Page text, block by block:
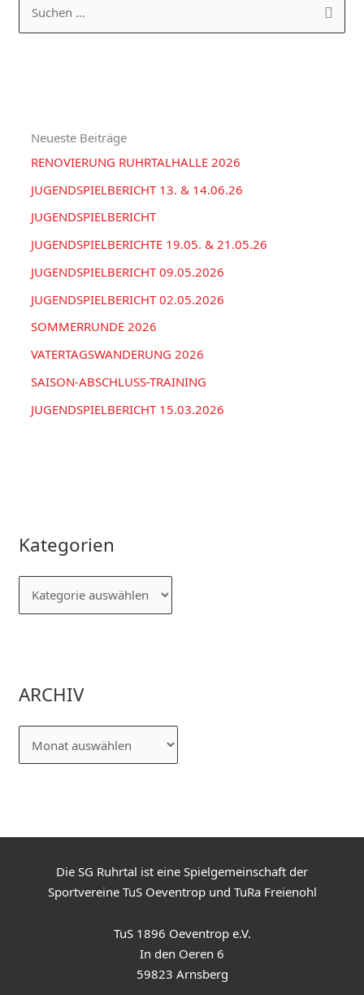
Neueste Beiträge
RENOVIERUNG RUHRTALHALLE 2026
JUGENDSPIELBERICHT 13. & 14.06.26
JUGENDSPIELBERICHT
JUGENDSPIELBERICHTE 19.05. & 21.05.26
JUGENDSPIELBERICHT 09.05.2026
JUGENDSPIELBERICHT 02.05.2026
SOMMERRUNDE 2026
VATERTAGSWANDERUNG 2026
SAISON-ABSCHLUSS-TRAINING
JUGENDSPIELBERICHT 15.03.2026
Kategorien
t
ARCHIV
C
Die SG Ruhrtal ist eine Spielgemeinschaft der
Sportvereine TuS Oeventrop und TuRa Freienohl
TuS 1896 Oeventrop e.V.
In den Oeren 6
59823 Arnsberg